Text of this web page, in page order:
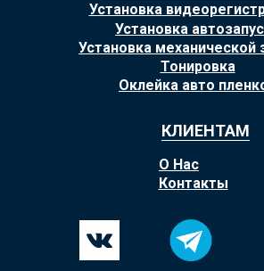
КЛИЕНТАМ
О Нас
Контакты
Установка
Установка
Установка
Тонировка
Оклейка авто